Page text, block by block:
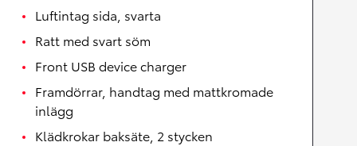
Luftintag sida, svarta
Ratt med svart söm
Front USB device charger
Framdörrar, handtag med mattkromade
inlägg
Klädkrokar baksäte, 2 stycken